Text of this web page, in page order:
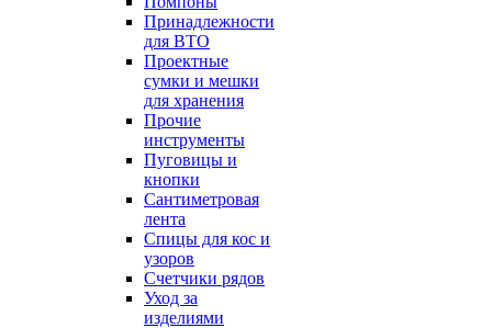
Принадлежности
для ВТО
Проектные
сумки и мешки
для хранения
Прочие
инструменты
Пуговицы и
кнопки
Сантиметровая
лента
Спицы для кос и
узоров
Счетчики рядов
Уход за
изделиями